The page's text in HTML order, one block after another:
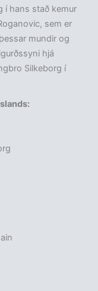
í hans stað kemur
sem er
mundir og
hjá
Silkeborg í